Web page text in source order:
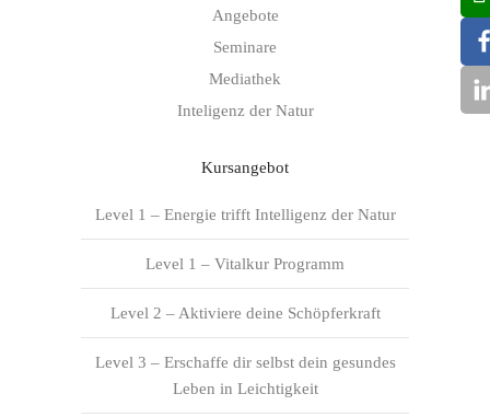
Angebote
Seminare
Mediathek
Inteligenz der Natur
Kursangebot
Level 1 – Energie trifft Intelligenz der Natur
Level 1 – Vitalkur Programm
Level 2 – Aktiviere deine Schöpferkraft
Level 3 – Erschaffe dir selbst dein gesundes
Leben in Leichtigkeit